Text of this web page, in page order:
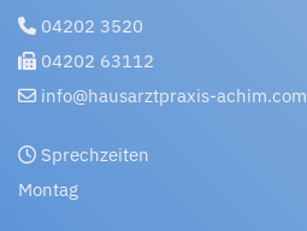
 04202 3520
 04202 63112
 info@hausarztpraxis-achim.com
 Sprechzeiten
Montag